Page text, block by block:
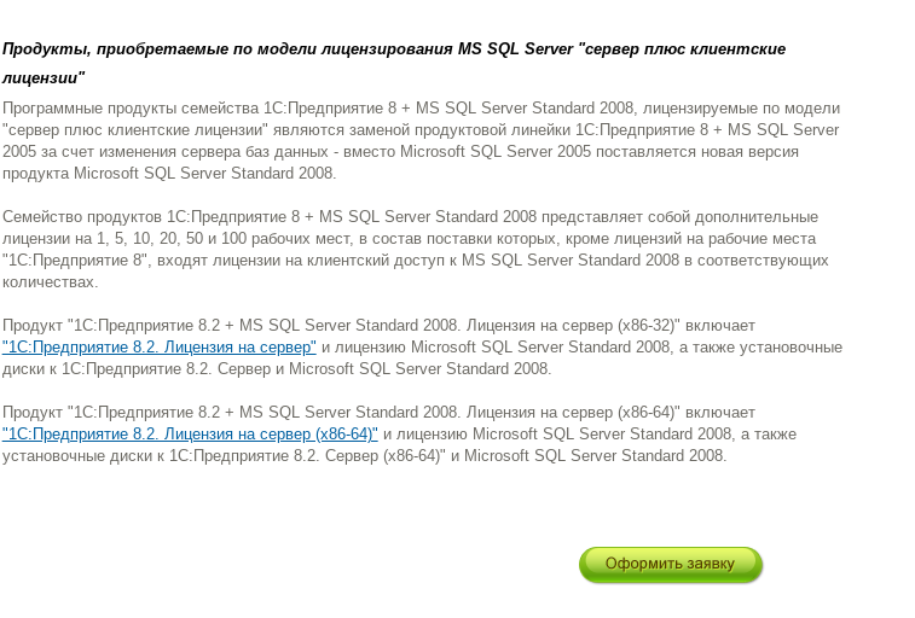
Продукты, приобретаемые по модели лицензирования MS SQL Server "сервер плюс клиентские
лицензии"
Программные продукты семейства 1С:Предприятие 8 + MS SQL Server Standard 2008, лицензируемые по модели
"сервер плюс клиентские лицензии" являются заменой продуктовой линейки 1С:Предприятие 8 + MS SQL Server
2005 за счет изменения сервера баз данных - вместо Microsoft SQL Server 2005 поставляется новая версия
продукта Microsoft SQL Server Standard 2008.
Семейство продуктов 1С:Предприятие 8 + MS SQL Server Standard 2008 представляет собой дополнительные
лицензии на 1, 5, 10, 20, 50 и 100 рабочих мест, в состав поставки которых, кроме лицензий на рабочие места
"1С:Предприятие 8", входят лицензии на клиентский доступ к MS SQL Server Standard 2008 в соответствующих
количествах.
Продукт "1С:Предприятие 8.2 + MS SQL Server Standard 2008. Лицензия на сервер (x86-32)" включает
"1С:Предприятие 8.2. Лицензия на сервер" и лицензию Microsoft SQL Server Standard 2008, а также установочные
диски к 1С:Предприятие 8.2. Сервер и Microsoft SQL Server Standard 2008.
Продукт "1С:Предприятие 8.2 + MS SQL Server Standard 2008. Лицензия на сервер (x86-64)" включает
"1С:Предприятие 8.2. Лицензия на сервер (x86-64)" и лицензию Microsoft SQL Server Standard 2008, а также
установочные диски к 1С:Предприятие 8.2. Сервер (х86-64)" и Microsoft SQL Server Standard 2008.